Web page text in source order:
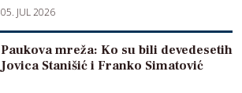
05. JUL 2026
Paukova mreža: Ko su bili devedesetih
Jovica Stanišić i Franko Simatović